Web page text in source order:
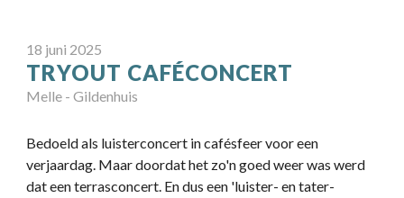
18 juni 2025
TRYOUT CAFÉCONCERT
Melle - Gildenhuis
Bedoeld als luisterconcert in cafésfeer voor een
verjaardag. Maar doordat het zo'n goed weer was werd
dat een terrasconcert. En dus een 'luister- en tater-